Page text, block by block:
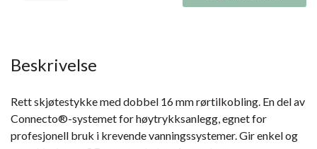
Beskrivelse
Rett skjøtestykke med dobbel 16 mm rørtilkobling. En del av
Connecto®-systemet for høytrykksanlegg, egnet for
profesjonell bruk i krevende vanningssystemer. Gir enkel og